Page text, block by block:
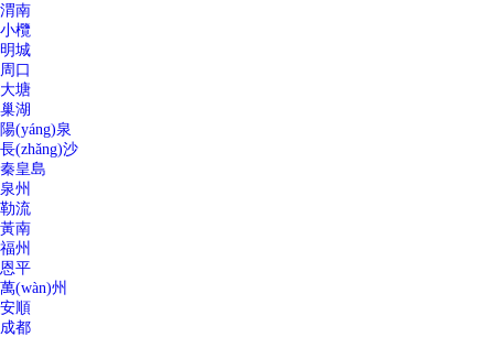
渭南
小欖
明城
周口
大塘
巢湖
陽(yáng)泉
長(zhǎng)沙
秦皇島
泉州
勒流
黃南
福州
恩平
萬(wàn)州
安順
成都